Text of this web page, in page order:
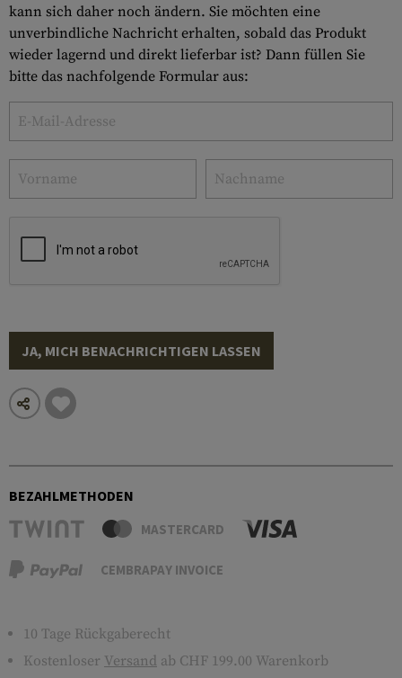
kann sich daher noch ändern. Sie möchten eine
unverbindliche Nachricht erhalten, sobald das Produkt
wieder lagernd und direkt lieferbar ist? Dann füllen Sie
bitte das nachfolgende Formular aus:
JA, MICH BENACHRICHTIGEN LASSEN
BEZAHLMETHODEN
MASTERCARD
CEMBRAPAY INVOICE
10 Tage Rückgaberecht
Kostenloser Versand ab CHF 199.00 Warenkorb